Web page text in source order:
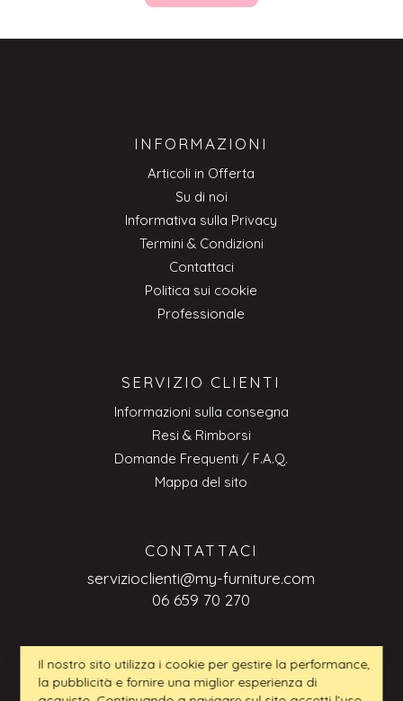
INFORMAZIONI
Articoli in Offerta
Su di noi
Informativa sulla Privacy
Termini & Condizioni
Contattaci
Politica sui cookie
Professionale
SERVIZIO CLIENTI
Informazioni sulla consegna
Resi & Rimborsi
Domande Frequenti / F.A.Q.
Mappa del sito
CONTATTACI
servizioclienti@my-furniture.com
06 659 70 270
RICHIESTE BUSINESS-TO-BUSINESS
Il nostro sito utilizza i cookie per gestire la performance,
la pubblicità e fornire una miglior esperienza di